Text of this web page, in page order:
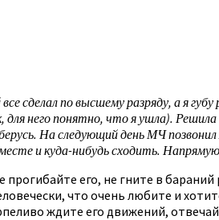
по высшему разряду, а я
для него понятно, что я ушла).
На следующий день МЧ
и куда-нибудь сходить. Напрямую
его, не гните в
что очень любите и
ждите его движений,